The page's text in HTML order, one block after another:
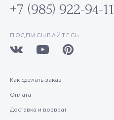
+7 (985) 922-94-11
ПОДПИСЫВАЙТЕСЬ
Как сделать заказ
Оплата
Доставка и возврат